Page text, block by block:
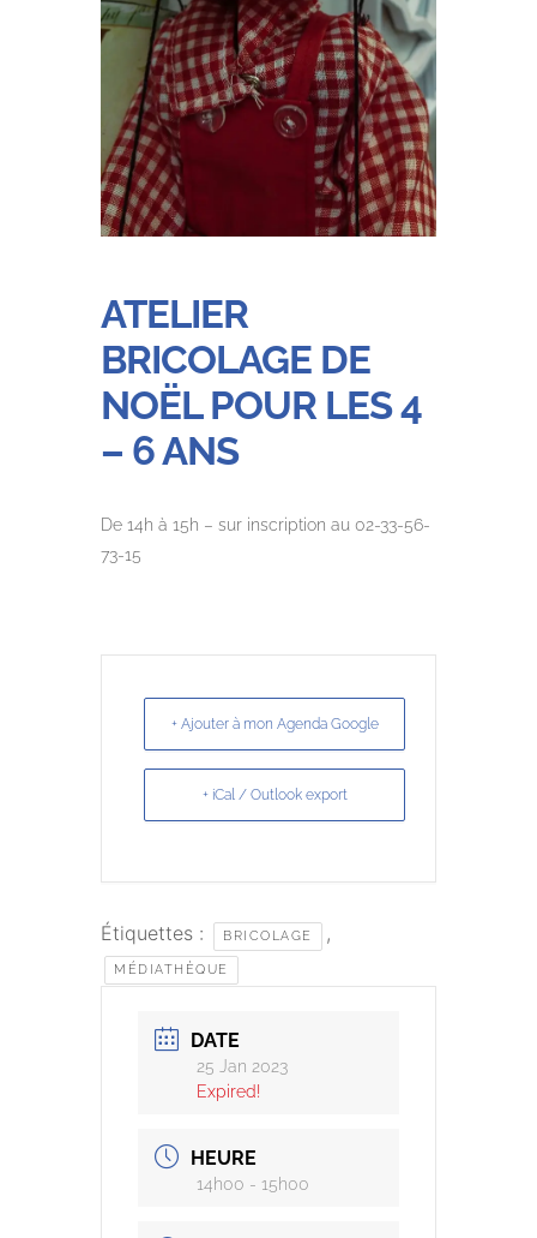
ATELIER
BRICOLAGE DE
NOËL POUR LES 4
– 6 ANS
De 14h à 15h – sur inscription au 02-33-56-
73-15
+ Ajouter à mon Agenda Google
+ iCal / Outlook export
Étiquettes : BRICOLAGE ,
MÉDIATHÈQUE
DATE
25 Jan 2023
Expired!
HEURE
14h00 - 15h00